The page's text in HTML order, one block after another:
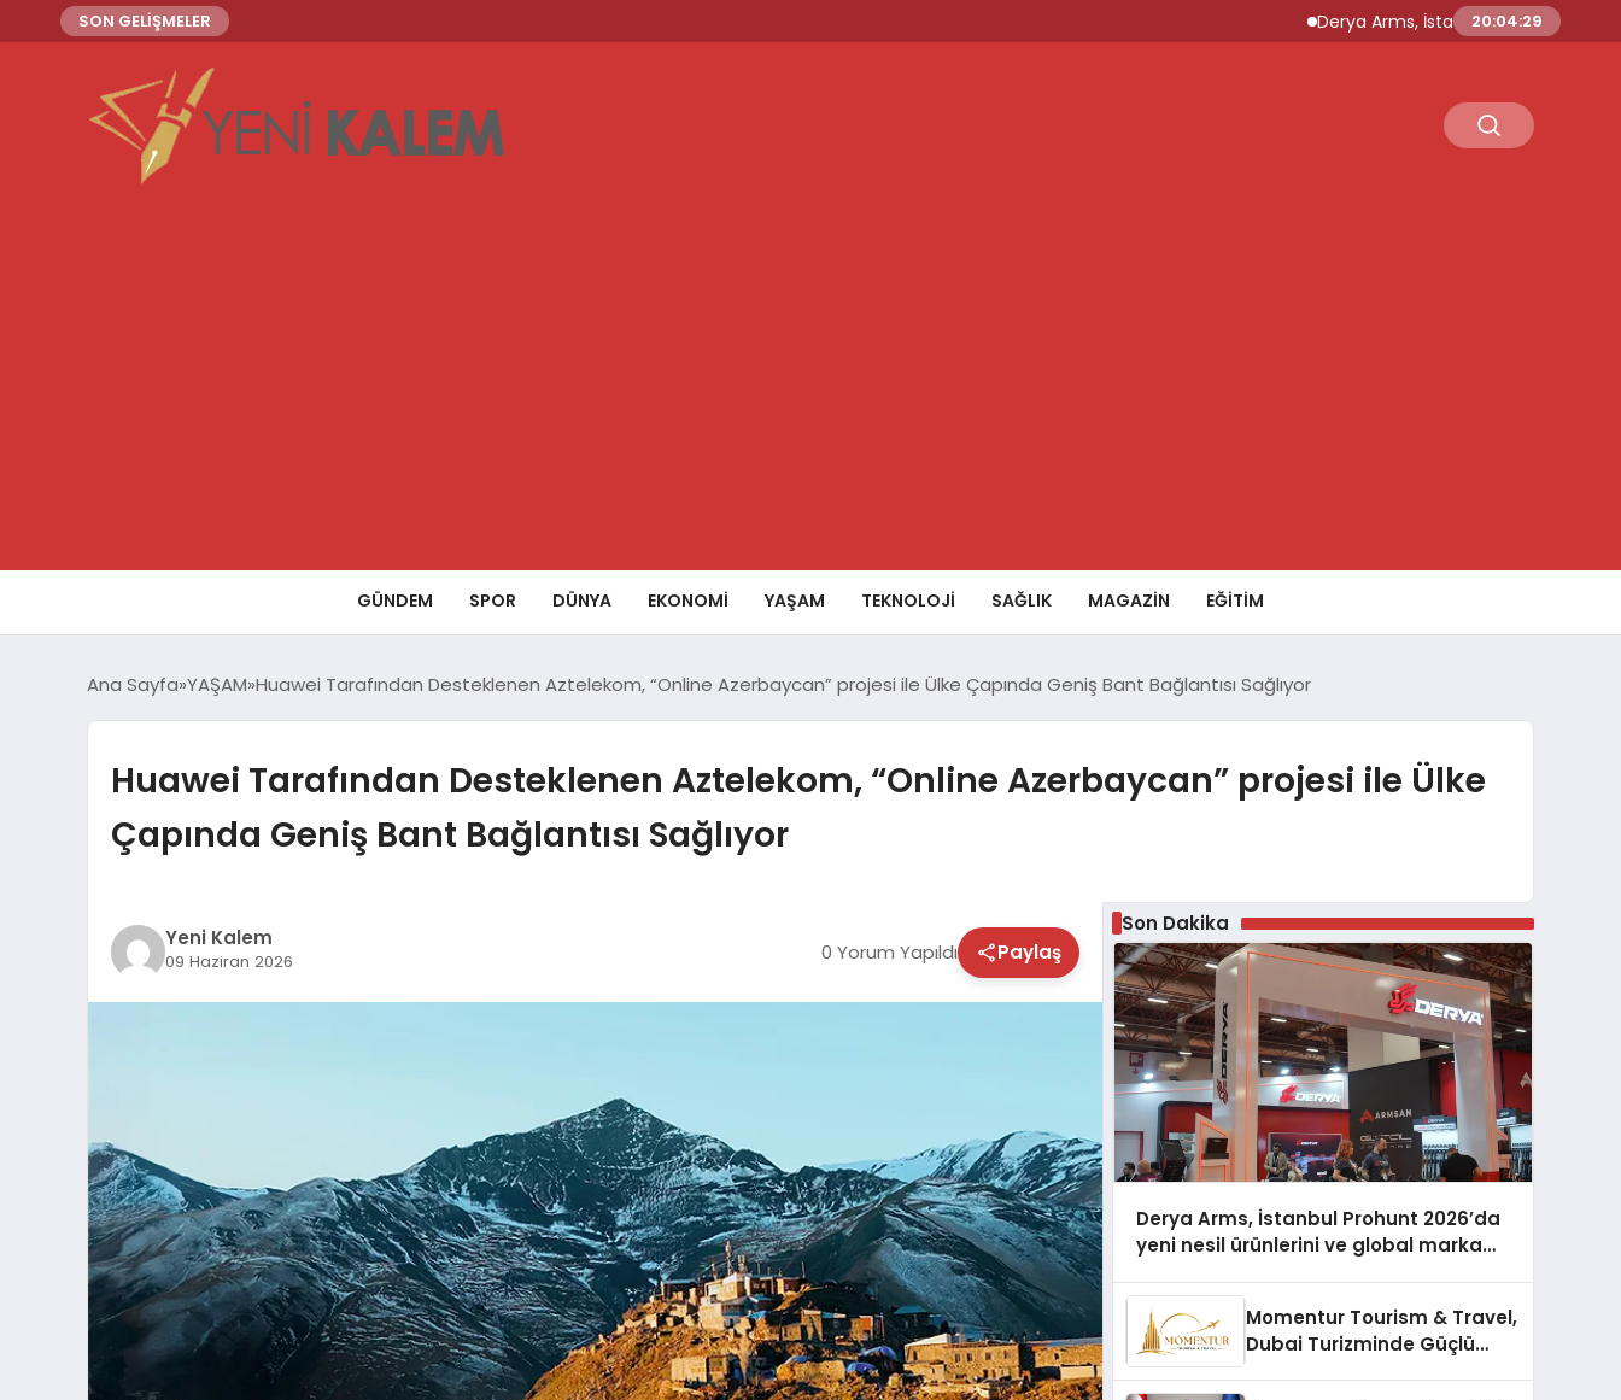
SON GELİŞMELER Derya Arms, İstanbul Prohunt 2026’da
20:04:30
GÜNDEM SPOR DÜNYA EKONOMİ YAŞAM TEKNOLOJİ SAĞLIK MAGAZİN EĞİTİM
Ana Sayfa YAŞAM Huawei Tarafından Desteklenen Aztelekom, “Online Azerbaycan” projesi ile Ülke Çapında Geniş Bant Bağlantısı Sağlıyor
Huawei Tarafından Desteklenen Aztelekom, “Online Azerbaycan” projesi ile Ülke
Çapında Geniş Bant Bağlantısı Sağlıyor
Yeni Kalem
09 Haziran 2026 0 Yorum Yapıldı Paylaş
Son Dakika
Derya Arms, İstanbul Prohunt 2026’da
yeni nesil ürünlerini ve global marka
Momentur Tourism & Travel,
Dubai Turizminde Güçlü